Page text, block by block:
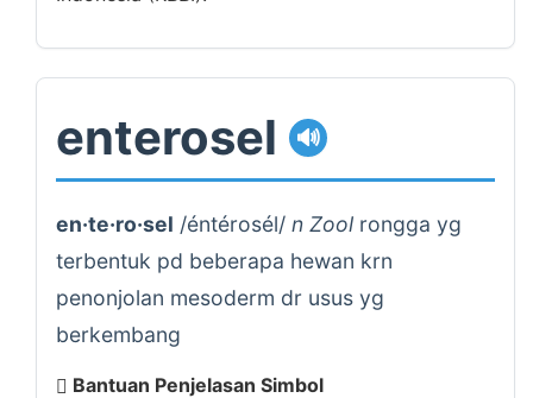
enterosel 🔊
en·te·ro·sel /éntérosél/ n Zool rongga yg
terbentuk pd beberapa hewan krn
penonjolan mesoderm dr usus yg
berkembang
Bantuan Penjelasan Simbol